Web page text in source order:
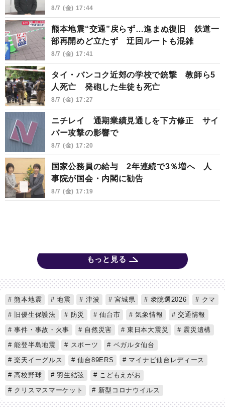
8/7 (金) 17:44
熊本地震“交通”戻らず…進まぬ復旧 鉄道一
部再開めど立たず 迂回ルートも混雑
8/7 (金) 17:41
タイ・バンコク近郊の学校で銃撃 教師ら5
人死亡 発砲した生徒も死亡
8/7 (金) 17:27
ニチレイ 通期業績見通しを下方修正 サイ
バー攻撃の影響で
8/7 (金) 17:20
国家公務員の給与 2年連続で3％増へ 人
事院が国会・内閣に勧告
8/7 (金) 17:19
もっと見る
熊本地震 地震 津波 宮城県 衆院選2026
クマ
旧優生保護法
防災 仙台市 気象情報
交通情報
事件・事故・火事
自然災害 東日本大震災
震災遺構
能登半島地震
スポーツ
ベガルタ仙台
楽天イーグルス
仙台89ERS
マイナビ仙台レディース
高校野球
羽生結弦
こどもえがお
クリスマスマーケット
新型コロナウイルス